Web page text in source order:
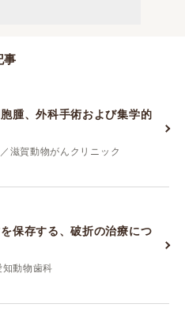
事
腫、外科手術および集学的
滋賀動物がんクリニック
保存する、破折の治療につ
動物歯科